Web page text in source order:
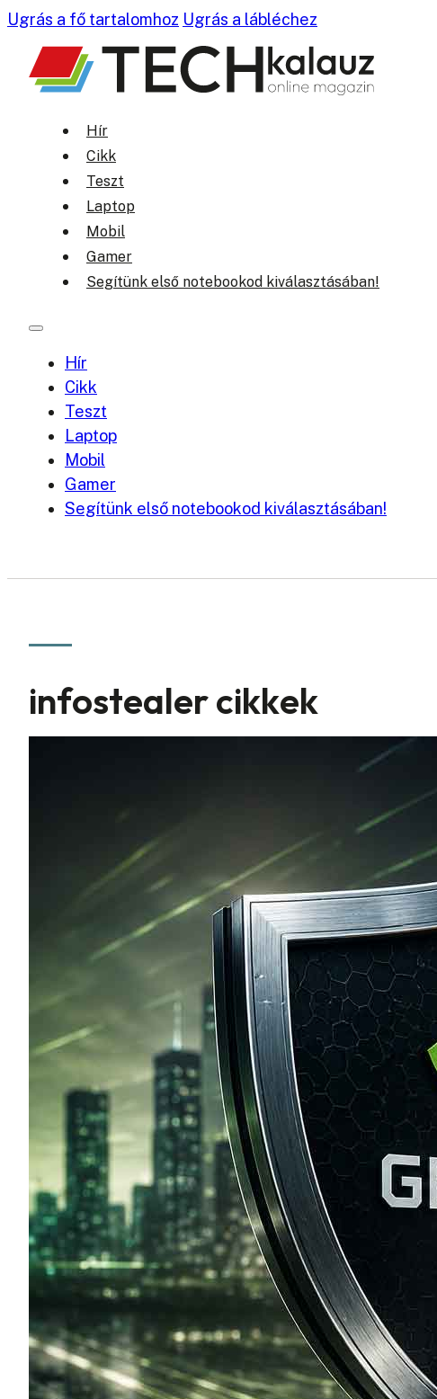
Ugrás a fő tartalomhoz Ugrás a lábléchez
Hír
Cikk
Teszt
Laptop
Mobil
Gamer
Segítünk első notebookod kiválasztásában!
Hír
Cikk
Teszt
Laptop
Mobil
Gamer
Segítünk első notebookod kiválasztásában!
infostealer cikkek